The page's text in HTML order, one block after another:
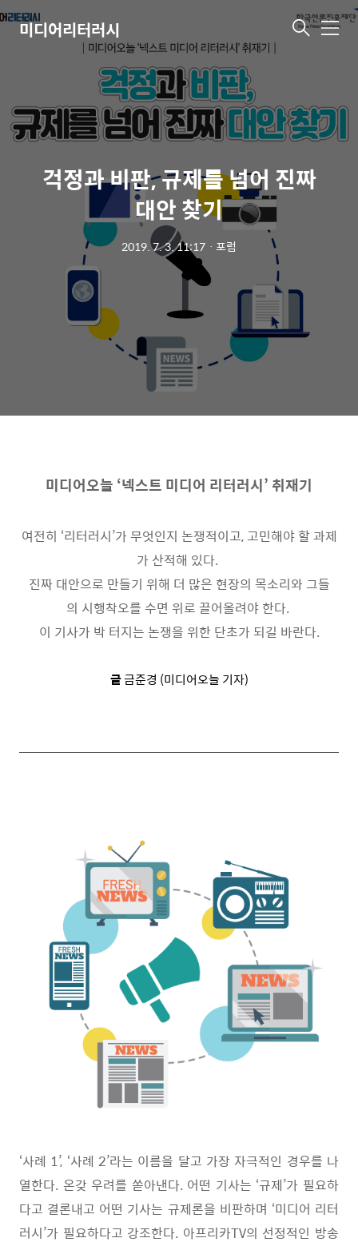
미디어리터러시 메
걱정과 비판, 규제를 넘어 진짜
대안 찾기
2019. 7. 3. 11:17 ㆍ 포럼
미디어오늘 ‘넥스트 미디어 리터러시’ 취재기
여전히 ‘리터러시’가 무엇인지 논쟁적이고, 고민해야 할 과제
가 산적해 있다.
진짜 대안으로 만들기 위해 더 많은 현장의 목소리와 그들
의 시행착오를 수면 위로 끌어올려야 한다.
이 기사가 박 터지는 논쟁을 위한 단초가 되길 바란다.
글금준경 (미디어오늘 기자)
‘사례 1’, ‘사례2’라는 이름을 달고 가장 자극적인 경우를 나
열한다. 온갖 우려를 쏟아낸다. 어떤 기사는 ‘규제’가 필요하
다고 결론내고 어떤 기사는 규제론을 비판하며 ‘미디어 리터
러시’가 필요하다고 강조한다. 아프리카TV의 선정적인 방송